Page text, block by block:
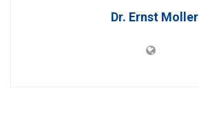
Dr. Ernst Moller